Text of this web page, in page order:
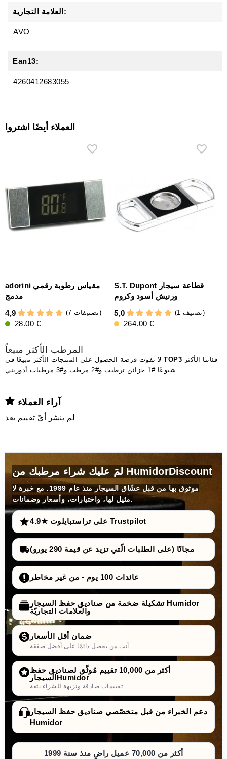
العلامة التجارية:
AVO
Ean13:
4260412683055
العملاء أيضًا اشتروا
adorini مقياس رطوبة رقمي
مدمج
4,9
(7 تصنيفات)
28.00 €
S.T. Dupont قطاعة سيجار
ورنيش أسود وكروم
5,0
(1 تصنيف)
264.00 €
المرطب الأكثر مبيعاً
TOP3
شيوعًا #1
خزائن ترطيب و#2 مرطب و#3 مرطبات أدوريني .
آراء العملاء
لم ينشر أيّ تقييم بعد
لمَ عليك شراء مرطبك من HumidorDiscount
موثوق بها من قبل عشّاق السيجار منذ عام 1999. مع خبرة لا
مثيل لها، واختيارات، وأسعار وضمانات.
4.9★ على تراستبايلوت Trustpilot
مجانًا (على الطلبات الّتي تزيد عن قيمة 290 يورو)
عائدات 100 يوم - من غير مخاطر
تشكيلة ضخمة من صناديق حفظ السيجار Humidor
والعلامات التجاريّة
ضمان أقل الأسعار
أنت من يحصل دائمًا على أفضل صفقة.
أكثر من 10,000 تقييم مُوثَّق لصناديق حفظ
السيجارHumidor
تقييمات صادقة ونزيهة للشراء بثقة.
دعم الخبراء من قبل متخصّصي صناديق حفظ السيجار
Humidor
أكثر من 70,000 عميل راضٍ منذ سنة 1999